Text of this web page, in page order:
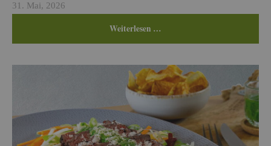
31. Mai, 2026
Wei­ter­le­sen …